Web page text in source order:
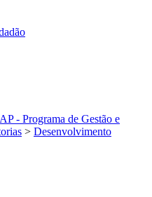
- Programa de Gestão e
> Desenvolvimento